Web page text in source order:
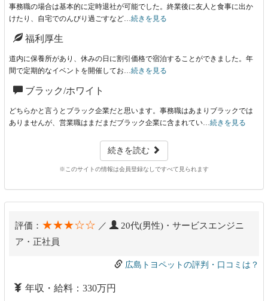
事務職の場合は基本的に定時退社が可能でした。終業後に友人と食事に出か
けたり、自宅でのんびり過ごすなど…続きを見る
福利厚生
道内に保養所があり、休みの日に割引価格で宿泊することができました。年
間で定期的なイベントを開催してお…続きを見る
ブラック/ホワイト
どちらかと言うとブラック企業だと思います。事務職はあまりブラックでは
ありませんが、営業職はまだまだブラック企業に含まれてい…続きを見る
続きを読む
※このサイトの情報は会員登録なしですべて見られます
評価： ★★★☆☆ ／
20代(男性)・サービスエンジニ
ア・正社員
広島トヨペットの評判・口コミは？
年収・給料：330万円